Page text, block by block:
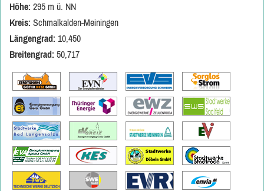
Höhe: 295 m ü. NN
Kreis: Schmalkalden-Meiningen
Längengrad: 10,450
Breitengrad: 50,717